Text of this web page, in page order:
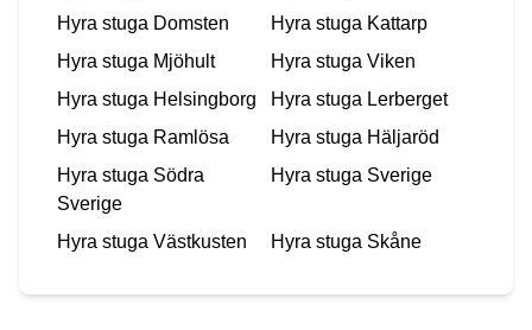
Hyra stuga Domsten Hyra stuga Kattarp
Hyra stuga Mjöhult Hyra stuga Viken
Hyra stuga Helsingborg Hyra stuga Lerberget
Hyra stuga Ramlösa Hyra stuga Häljaröd
Hyra stuga Södra
Sverige
Hyra stuga Sverige
Hyra stuga Västkusten Hyra stuga Skåne